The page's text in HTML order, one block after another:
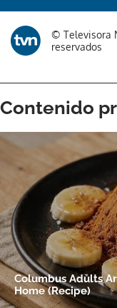
© Televisora
reservados